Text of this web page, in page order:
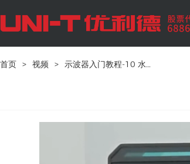
首页 > 视频 > 示波器入门教程-10 水平调节